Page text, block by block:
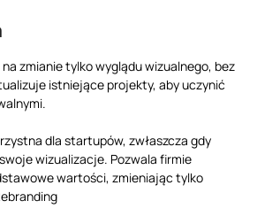
zmianie tylko wyglądu wizualnego, bez
istniejące projekty, aby uczynić
dla startupów, zwłaszcza gdy
wizualizacje. Pozwala firmie
wartości, zmieniając tylko